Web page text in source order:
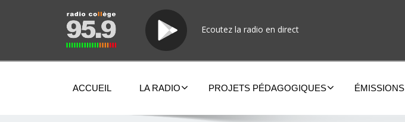
Ecoutez la radio en direct
ACCUEIL LA RADIO PROJETS PÉDAGOGIQUES ÉMISSIONS